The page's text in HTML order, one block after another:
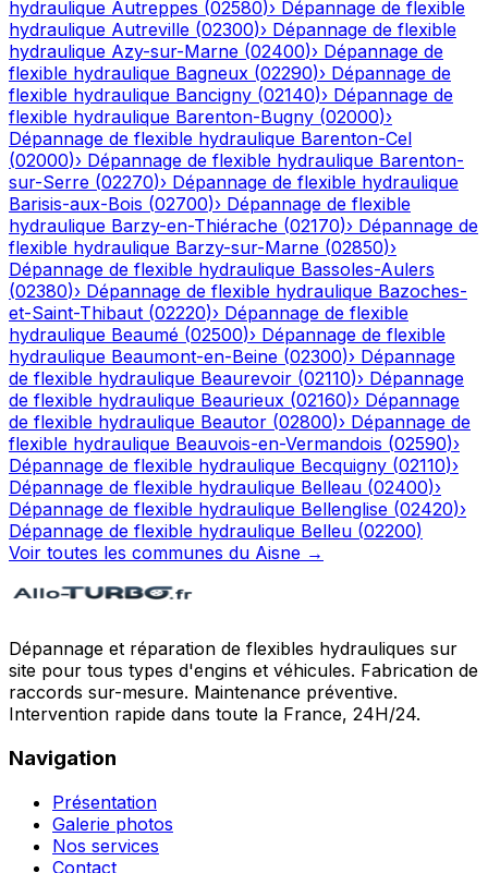
hydraulique Autreppes (02580)› Dépannage de flexible
hydraulique Autreville (02300)› Dépannage de flexible
hydraulique Azy-sur-Marne (02400)› Dépannage de
flexible hydraulique Bagneux (02290)› Dépannage de
flexible hydraulique Bancigny (02140)› Dépannage de
flexible hydraulique Barenton-Bugny (02000)›
Dépannage de flexible hydraulique Barenton-Cel
(02000)› Dépannage de flexible hydraulique Barenton-
sur-Serre (02270)› Dépannage de flexible hydraulique
Barisis-aux-Bois (02700)› Dépannage de flexible
hydraulique Barzy-en-Thiérache (02170)› Dépannage de
flexible hydraulique Barzy-sur-Marne (02850)›
Dépannage de flexible hydraulique Bassoles-Aulers
(02380)› Dépannage de flexible hydraulique Bazoches-
et-Saint-Thibaut (02220)› Dépannage de flexible
hydraulique Beaumé (02500)› Dépannage de flexible
hydraulique Beaumont-en-Beine (02300)› Dépannage
de flexible hydraulique Beaurevoir (02110)› Dépannage
de flexible hydraulique Beaurieux (02160)› Dépannage
de flexible hydraulique Beautor (02800)› Dépannage de
flexible hydraulique Beauvois-en-Vermandois (02590)›
Dépannage de flexible hydraulique Becquigny (02110)›
Dépannage de flexible hydraulique Belleau (02400)›
Dépannage de flexible hydraulique Bellenglise (02420)›
Dépannage de flexible hydraulique Belleu (02200)
Voir toutes les communes du Aisne →
Dépannage et réparation de flexibles hydrauliques sur
site pour tous types d'engins et véhicules. Fabrication de
raccords sur-mesure. Maintenance préventive.
Intervention rapide dans toute la France, 24H/24.
Navigation
Présentation
Galerie photos
Nos services
Contact